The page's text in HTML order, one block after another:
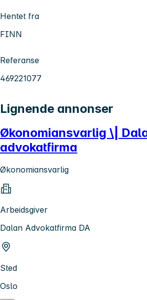
Hentet fra
FINN
Referanse
469221077
Lignende annonser
Økonomiansvarlig \|
advokatfirma
Økonomiansvarlig
Arbeidsgiver
Dalan Advokatfirma DA
Sted
Oslo